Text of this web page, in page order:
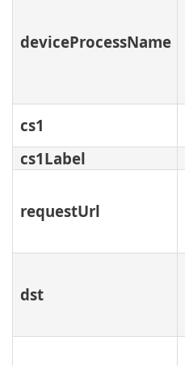
deviceProcessName
cs1
cs1Label
requestUrl
dst